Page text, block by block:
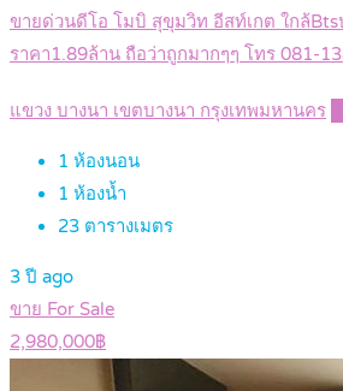
ขายด่วนดีโอ โมบิ สุขุมวิท อีสท์เกต ใกล้
ราคา1.89ล้าน ถือว่าถูกมากๆๆ โทร 081-
แขวง บางนา เขตบางนา กรุงเทพมหานคร
1 ห้องนอน
1 ห้องน้ำ
23 ตารางเมตร
3 ปี ago
ขาย For Sale
2,980,000฿